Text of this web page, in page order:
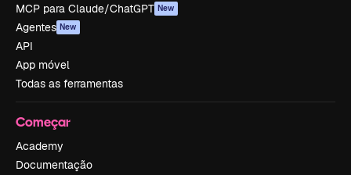
MCP para Claude/ChatGPT New
Agentes New
API
App móvel
Todas as ferramentas
Começar
Academy
Documentação